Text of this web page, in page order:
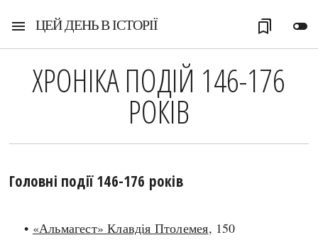
menu ЦЕЙ ДЕНЬ В ІСТОРІЇ toggle_off
bookmarks
ХРОНІКА ПОДІЙ 146-176
РОКІВ
Головні події 146-176 років
• «Альмагест» Клавдія Птолемея, 150